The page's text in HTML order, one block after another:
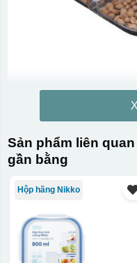
Sản phẩm liên
gần bằng
Hộp hãng Nikko